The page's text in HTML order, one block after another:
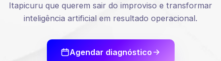
Itapicuru que querem sair do improviso e transformar
inteligência artificial em resultado operacional.
Agendar diagnóstico